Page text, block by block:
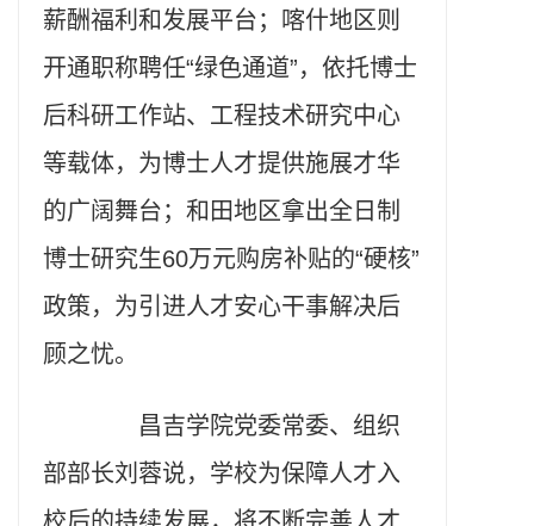
薪酬福利和发展平台；喀什地区则
开通职称聘任“绿色通道”，依托博士
后科研工作站、工程技术研究中心
等载体，为博士人才提供施展才华
的广阔舞台；和田地区拿出全日制
博士研究生60万元购房补贴的“硬核”
政策，为引进人才安心干事解决后
顾之忧。
昌吉学院党委常委、组织
部部长刘蓉说，学校为保障人才入